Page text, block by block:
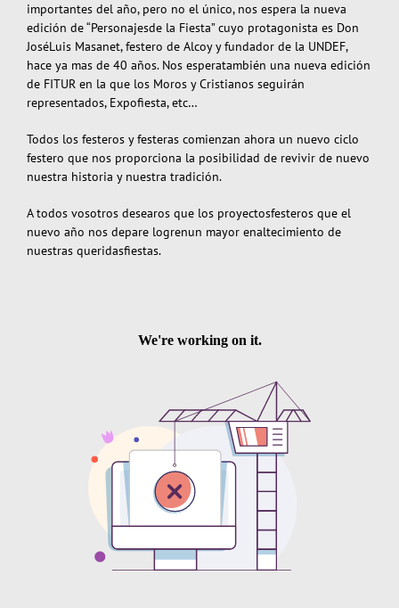
importantes del año, pero no el único, nos espera la nueva
edición de “Personajesde la Fiesta” cuyo protagonista es Don
JoséLuis Masanet, festero de Alcoy y fundador de la UNDEF,
hace ya mas de 40 años. Nos esperatambién una nueva edición
de FITUR en la que los Moros y Cristianos seguirán
representados, Expofiesta, etc…
Todos los festeros y festeras comienzan ahora un nuevo ciclo
festero que nos proporciona la posibilidad de revivir de nuevo
nuestra historia y nuestra tradición.
A todos vosotros desearos que los proyectosfesteros que el
nuevo año nos depare logrenun mayor enaltecimiento de
nuestras queridasfiestas.